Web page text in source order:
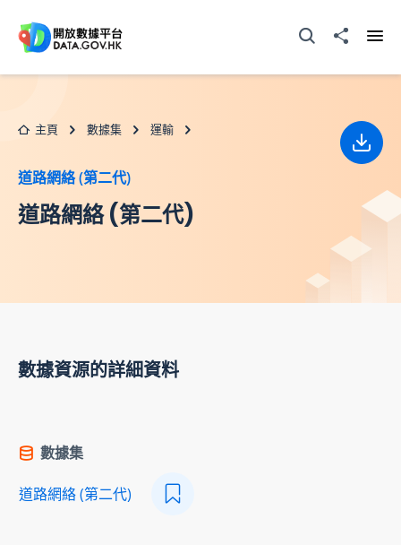
打開搜尋器分享至
主頁 數據集 運輸
道路網絡 (第二代)
道路網絡 (第二代)
下載
數據資源的詳細資料
數據集
道路網絡 (第二代)